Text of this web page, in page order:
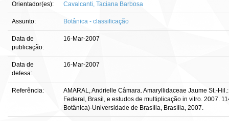
Orientador(es): Cavalcanti, Taciana Barbosa
Assunto: Botânica - classificação
Data de
publicação:
16-Mar-2007
Data de
defesa:
16-Mar-2007
Referência:
AMARAL, Andrielle Câmara. Amaryllidaceae Jaume St.-
Federal, Brasil, e estudos de multiplicação in vitro. 2007.
Botânica)-Universidade de Brasília, Brasília, 2007.